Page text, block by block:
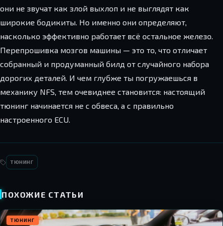
они не звучат как злой выхлоп и не выглядят как
широкие бодикиты. Но именно они определяют,
насколько эффективно работает всё остальное железо.
Перепрошивка мозгов машины — это то, что отличает
собранный и продуманный билд от случайного набора
дорогих деталей. И чем глубже ты погружаешься в
механику NFS, тем очевиднее становится: настоящий
тюнинг начинается не с обвеса, а с правильно
настроенного ECU.
ТЮНИНГ
ПОХОЖИЕ СТАТЬИ
ТЮНИНГ